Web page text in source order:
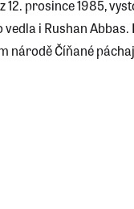
prosince 1985,
i Rushan Abbas.
národě Číňané